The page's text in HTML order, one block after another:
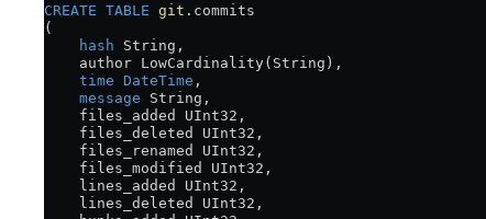
CREATE TABLE git .commits
(
    hash
String,
    author LowCardinality(String),
    time
DateTime ,
    message
String,
    files_added UInt32,
    files_deleted UInt32,
    files_renamed UInt32,
    files_modified UInt32,
    lines_added UInt32,
    lines_deleted UInt32,